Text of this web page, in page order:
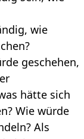
wie
geschehen,
hätte sich
Wie würde
Als